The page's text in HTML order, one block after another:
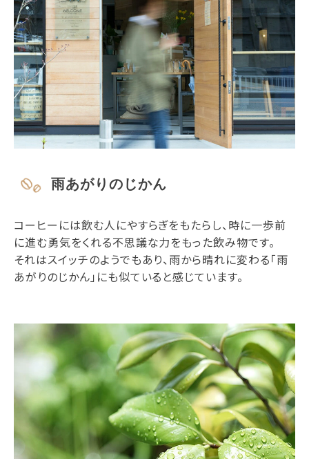
雨あがりのじかん
コーヒーには飲む人にやすらぎをもたらし、時に一歩前
に進む勇気をくれる不思議な力をもった飲み物です。
それはスイッチのようでもあり、雨から晴れに変わる「雨
あがりのじかん」にも似ていると感じています。